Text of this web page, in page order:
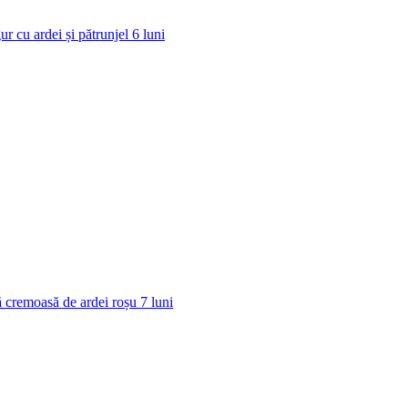
cu ardei și pătrunjel 6 luni
cremoasă de ardei roșu 7 luni